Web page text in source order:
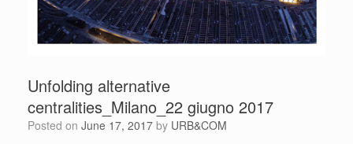
Unfolding alternative
centralities_Milano_22 giugno 2017
Posted on June 17, 2017 by URB&COM